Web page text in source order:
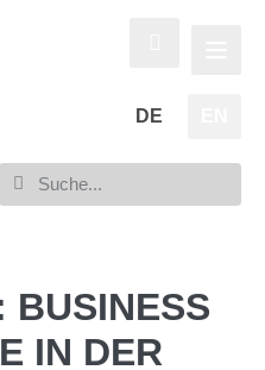
DE
BUSINESS
IN DER